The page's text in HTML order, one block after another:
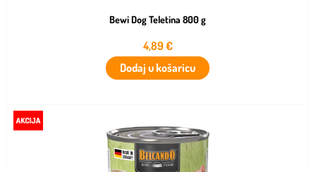
Bewi Dog Teletina 800 g
4,89€
Dodaj u košaricu